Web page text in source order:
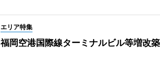
エリア特集
福岡空港国際線ターミナルビル等増改